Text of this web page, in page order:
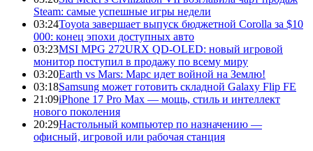
Steam: самые успешные игры недели
03:24Toyota завершает выпуск бюджетной Corolla за $10
000: конец эпохи доступных авто
03:23MSI MPG 272URX QD-OLED: новый игровой
монитор поступил в продажу по всему миру
03:20Earth vs Mars: Марс идет войной на Землю!
03:18Samsung может готовить складной Galaxy Flip FE
21:09iPhone 17 Pro Max — мощь, стиль и интеллект
нового поколения
20:29Настольный компьютер по назначению —
офисный, игровой или рабочая станция